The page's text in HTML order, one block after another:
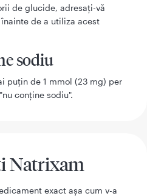
de glucide, adresaţi-vă
de a utiliza acest
sodiu
puțin de 1 mmol (23 mg) per
conține sodiu".
Natrixam
exact aşa cum v-a